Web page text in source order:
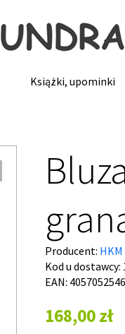
Książki, upominki
Producent: HKM
Kod u dostawcy:
EAN:
168,00 zł